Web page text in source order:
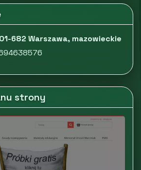
682 Warszawa, mazowieckie
strony